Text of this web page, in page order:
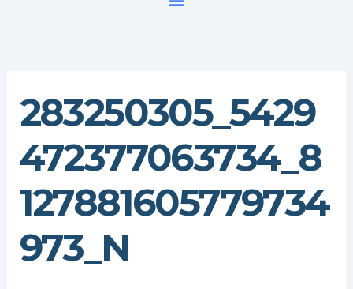
283250305_5429
472377063734_8
127881605779734
973_N